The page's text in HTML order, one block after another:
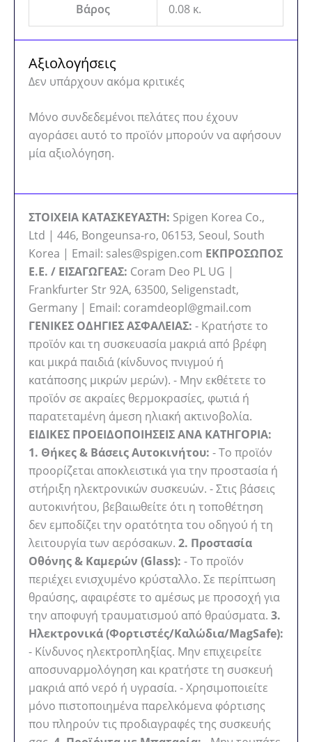
Βάρος 0.08 κ.
Αξιολογήσεις
Δεν υπάρχουν ακόμα κριτικές
Μόνο συνδεδεμένοι πελάτες που έχουν
αγοράσει αυτό το προϊόν μπορούν να αφήσουν
μία αξιολόγηση.
ΣΤΟΙΧΕΙΑ ΚΑΤΑΣΚΕΥΑΣΤΗ: Spigen Korea Co.,
Ltd | 446, Bongeunsa-ro, 06153, Seoul, South
Korea | Email: sales@spigen.com ΕΚΠΡΟΣΩΠΟΣ
Ε.Ε. / ΕΙΣΑΓΩΓΕΑΣ: Coram Deo PL UG |
Frankfurter Str 92A, 63500, Seligenstadt,
Germany | Email: coramdeopl@gmail.com
ΓΕΝΙΚΕΣ ΟΔΗΓΙΕΣ ΑΣΦΑΛΕΙΑΣ: - Κρατήστε το
προϊόν και τη συσκευασία μακριά από βρέφη
και μικρά παιδιά (κίνδυνος πνιγμού ή
κατάποσης μικρών μερών). - Μην εκθέτετε το
προϊόν σε ακραίες θερμοκρασίες, φωτιά ή
παρατεταμένη άμεση ηλιακή ακτινοβολία.
ΕΙΔΙΚΕΣ ΠΡΟΕΙΔΟΠΟΙΗΣΕΙΣ ΑΝΑ ΚΑΤΗΓΟΡΙΑ:
1. Θήκες & Βάσεις Αυτοκινήτου: - Το προϊόν
προορίζεται αποκλειστικά για την προστασία ή
στήριξη ηλεκτρονικών συσκευών. - Στις βάσεις
αυτοκινήτου, βεβαιωθείτε ότι η τοποθέτηση
δεν εμποδίζει την ορατότητα του οδηγού ή τη
λειτουργία των αερόσακων. 2. Προστασία
Οθόνης & Καμερών (Glass): - Το προϊόν
περιέχει ενισχυμένο κρύσταλλο. Σε περίπτωση
θραύσης, αφαιρέστε το αμέσως με προσοχή για
την αποφυγή τραυματισμού από θραύσματα. 3.
Ηλεκτρονικά (Φορτιστές/Καλώδια/MagSafe):
- Κίνδυνος ηλεκτροπληξίας. Μην επιχειρείτε
αποσυναρμολόγηση και κρατήστε τη συσκευή
μακριά από νερό ή υγρασία. - Χρησιμοποιείτε
μόνο πιστοποιημένα παρελκόμενα φόρτισης
που πληρούν τις προδιαγραφές της συσκευής